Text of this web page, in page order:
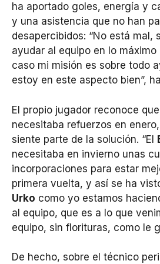
ha aportado goles, energía y
y una asistencia que no han
desapercibidos: “No está mal,
ayudar al equipo en lo
caso mi misión es sobre todo
estoy en este aspecto bien”,
El propio jugador reconoce
necesitaba refuerzos en
siente parte de la solución. “El
necesitaba en invierno unas
incorporaciones para estar
primera vuelta, y así se ha
Urko como yo estamos
al equipo, que es a lo que
equipo, sin florituras, como le
De hecho, sobre el técnico